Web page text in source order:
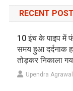
RECENT POST
10 इंच के पाइप में
समय हुआ दर्दनाक
तोड़कर निकाला
Upendra Agrawal